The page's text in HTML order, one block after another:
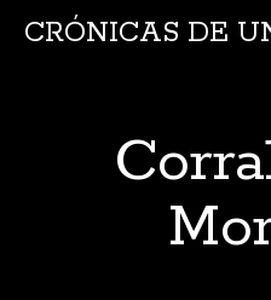
CRÓNICAS DE